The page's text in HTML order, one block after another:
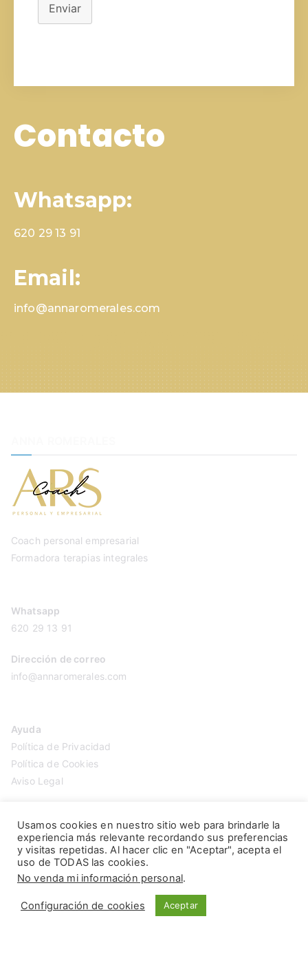
Enviar
Contacto
Whatsapp:
620 29 13 91
Email:
info@annaromerales.com
Coach personal empresarial
Formadora terapias integrales
Whatsapp
620 29 13 91
Dirección de correo
info@annaromerales.com
Ayuda
Política de Privacidad
Política de Cookies
Aviso Legal
Usamos cookies en nuestro sitio web para brindarle la
experiencia más relevante recordando sus preferencias
y visitas repetidas. Al hacer clic en "Aceptar", acepta el
uso de TODAS las cookies.
No venda mi información personal.
Configuración de cookies Aceptar